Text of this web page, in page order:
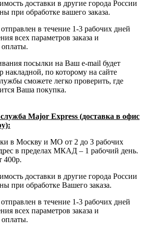
доставки в другие города России
при обработке вашего заказа.
отправлен в течение 1-3 рабочих дней
всех параметров заказа и
посылки на Ваш e-mail будет
накладной, по которому на сайте
сможете легко проверить, где
Ваша покупка.
Major Express (доставка в офис
в Москву и МО от 2 до 3 рабочих
в пределах МКАД – 1 рабочий день.
400р.
доставки в другие города России
при обработке Вашего заказа.
отправлен в течение 1-3 рабочих дней
всех параметров заказа и